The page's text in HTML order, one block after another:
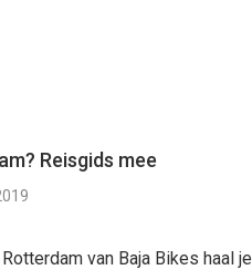
Reisgids mee
van Baja Bikes haal je